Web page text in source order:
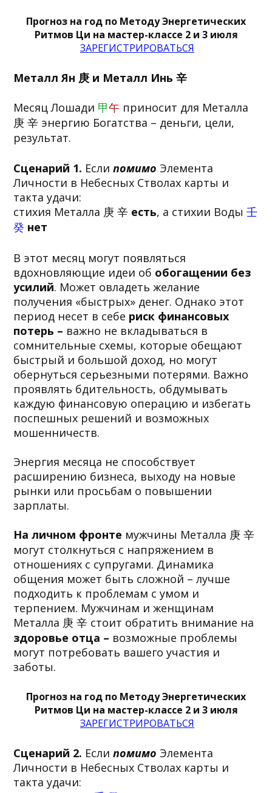
Прогноз на год по Методу Энергетических
Ритмов Ци на мастер-классе 2 и 3 июля
ЗАРЕГИСТРИРОВАТЬСЯ
Металл Ян 庚 и Металл Инь 辛
Месяц Лошади 甲午 приносит для Металла
庚 辛 энергию Богатства – деньги, цели,
результат.
Сценарий 1. Если помимо Элемента
Личности в Небесных Стволах карты и
такта удачи:
стихия Металла 庚 辛 есть, а стихии Воды 壬
癸 нет
В этот месяц могут появляться
вдохновляющие идеи об обогащении без
усилий. Может овладеть желание
получения «быстрых» денег. Однако этот
период несет в себе риск финансовых
потерь – важно не вкладываться в
сомнительные схемы, которые обещают
быстрый и большой доход, но могут
обернуться серьезными потерями. Важно
проявлять бдительность, обдумывать
каждую финансовую операцию и избегать
поспешных решений и возможных
мошенничеств.
Энергия месяца не способствует
расширению бизнеса, выходу на новые
рынки или просьбам о повышении
зарплаты.
На личном фронте мужчины Металла 庚 辛
могут столкнуться с напряжением в
отношениях с супругами. Динамика
общения может быть сложной – лучше
подходить к проблемам с умом и
терпением. Мужчинам и женщинам
Металла 庚 辛 стоит обратить внимание на
здоровье отца – возможные проблемы
могут потребовать вашего участия и
заботы.
Прогноз на год по Методу Энергетических
Ритмов Ци на мастер-классе 2 и 3 июля
ЗАРЕГИСТРИРОВАТЬСЯ
Сценарий 2. Если помимо Элемента
Личности в Небесных Стволах карты и
такта удачи: